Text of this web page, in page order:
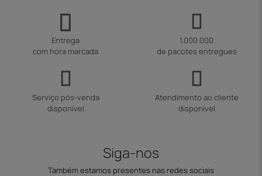
Entrega
com hora marcada
1.000.000
de pacotes entregues
Serviço pós-venda
disponível
Atendimento ao cliente
disponível
Siga-nos
Também estamos presentes nas redes sociais